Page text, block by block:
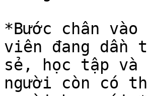
*Bước chân
viên đang dần
sẻ, học tập và
người còn có